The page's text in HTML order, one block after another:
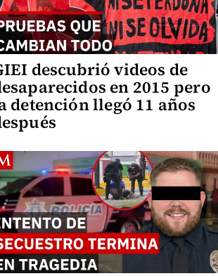
descubrió videos de
en 2015 pero
detención llegó 11 años